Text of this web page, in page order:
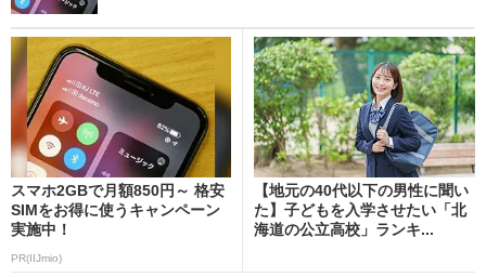
スマホ2GBで月額850円～ 格安
SIMをお得に使うキャンペーン
実施中！
PR(IIJmio)
【地元の40代以下の男性に聞い
た】子どもを入学させたい「北
海道の公立高校」ランキ...